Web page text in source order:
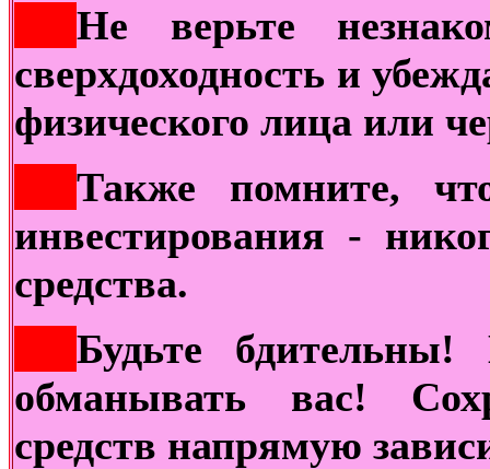
Не верьте
сверхдоходность и
физического лица или
Также помните,
инвестирования -
средства.
Будьте
обманывать вас!
средств напрямую